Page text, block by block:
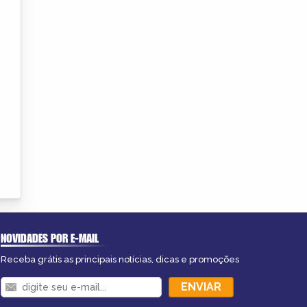
NOVIDADES POR E-MAIL
Receba grátis as principais notícias, dicas e promoções